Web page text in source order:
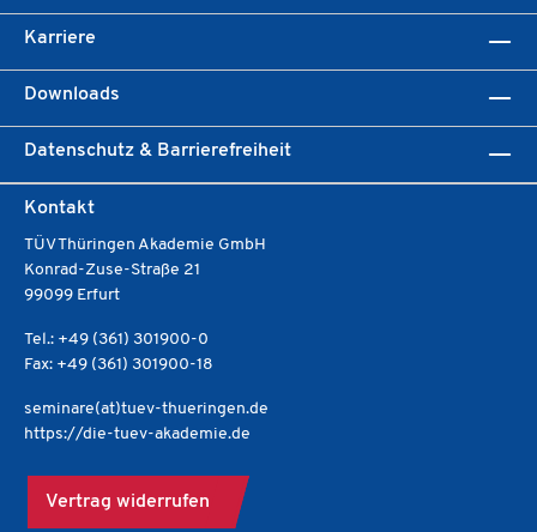
Karriere
Downloads
Datenschutz & Barrierefreiheit
Kontakt
TÜV Thüringen Akademie GmbH
Konrad-Zuse-Straße 21
99099 Erfurt
Tel.: +49 (361) 301900-0
Fax: +49 (361) 301900-18
seminare(at)tuev-thueringen.de
https://die-tuev-akademie.de
Vertrag widerrufen